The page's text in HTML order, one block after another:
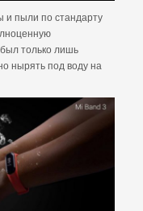
и пыли по стандарту
только лишь
нырять под воду на